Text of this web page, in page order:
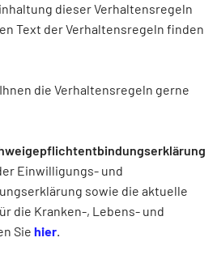
dieser Verhaltensregeln
Text der Verhaltensregeln finden
die Verhaltensregeln gerne
Einwilligungs- und
sowie die aktuelle
die Kranken-, Lebens- und
Sie hier.